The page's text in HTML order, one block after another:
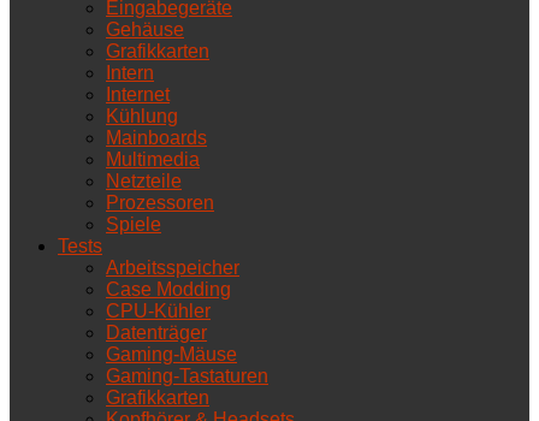
Eingabegeräte
Gehäuse
Grafikkarten
Intern
Internet
Kühlung
Mainboards
Multimedia
Netzteile
Prozessoren
Spiele
Tests
Arbeitsspeicher
Case Modding
CPU-Kühler
Datenträger
Gaming-Mäuse
Gaming-Tastaturen
Grafikkarten